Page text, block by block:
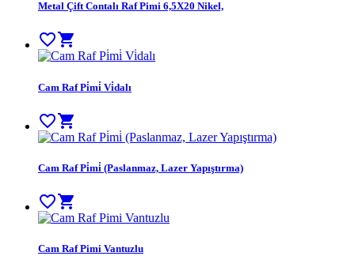
Metal Çift Contalı Raf Pimi 6,5X20 Nikel,
favorite_bordershopping_cart
Cam Raf Pi̇mi̇ Vi̇dalı
favorite_bordershopping_cart
Cam Raf Pi̇mi̇ (Paslanmaz, Lazer Yapıştırma)
favorite_bordershopping_cart
Cam Raf Pimi Vantuzlu